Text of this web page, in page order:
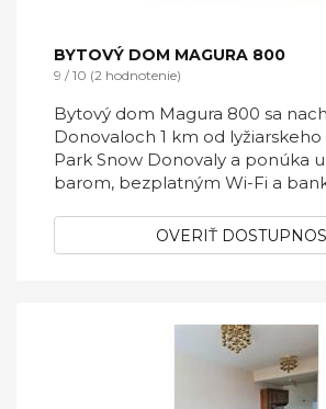
BYTOVÝ DOM MAGURA 800
9 / 10 (2 hodnotenie)
Bytový dom Magura 800 sa
Donovaloch 1 km od lyžiarskeho
Park Snow Donovaly a ponúka
barom, bezplatným Wi-Fi a
OVERIŤ